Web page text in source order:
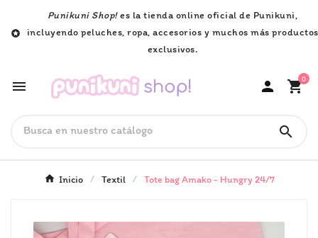

Punikuni Shop!es la tienda online oficial de Punikuni,
incluyendo peluches, ropa, accesorios y muchos más productos
exclusivos.
  0

Inicio Textil Tote bag Amako - Hungry 24/7